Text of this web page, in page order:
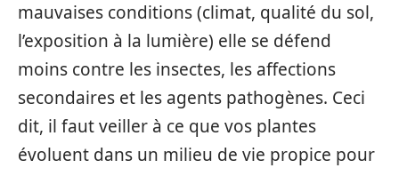
mauvaises conditions (climat, qualité du sol,
l’exposition à la lumière) elle se défend
moins contre les insectes, les affections
secondaires et les agents pathogènes. Ceci
dit, il faut veiller à ce que vos plantes
évoluent dans un milieu de vie propice pour